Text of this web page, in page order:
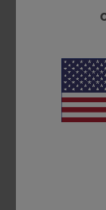
25. febrero
Es cómodo y